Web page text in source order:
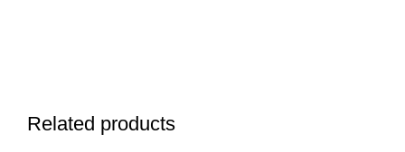
Related products